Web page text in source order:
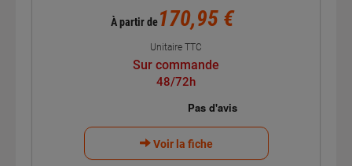
À partir de170,95 €
Unitaire TTC
Sur commande
48/72h
Voir la fiche